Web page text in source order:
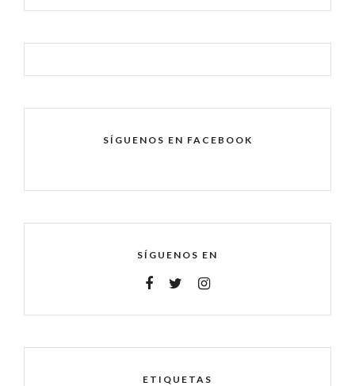
SÍGUENOS EN FACEBOOK
SÍGUENOS EN
ETIQUETAS